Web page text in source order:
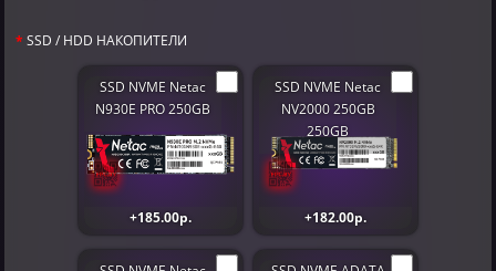
SSD / HDD НАКОПИТЕЛИ
SSD NVME Netac
N930E PRO 250GB
+185.00р.
SSD NVME Netac
NV2000 250GB
250GB
+182.00р.